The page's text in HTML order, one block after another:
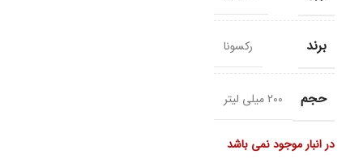
برند رکسونا
حجم 200 میلی لیتر
در انبار موجود نمی باشد